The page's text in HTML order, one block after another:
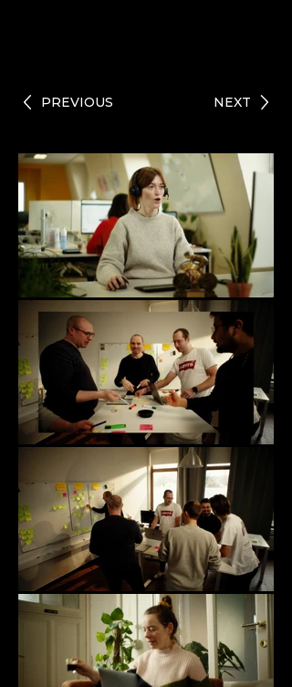
PREVIOUS NEXT